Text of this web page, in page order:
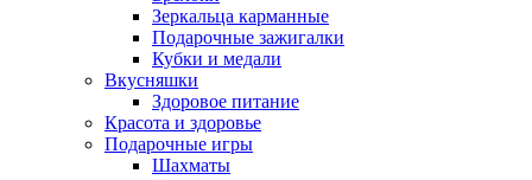
Зеркальца карманные
Подарочные зажигалки
Кубки и медали
Вкусняшки
Здоровое питание
Красота и здоровье
Подарочные игры
Шахматы